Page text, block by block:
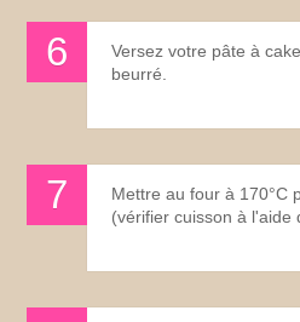
Versez votre pâte à
beurré.
Mettre au four à 170°C
(vérifier cuisson à l'aide